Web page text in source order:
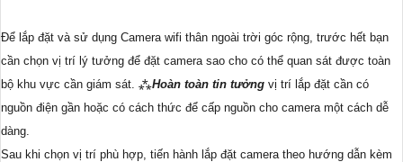
Để lắp đặt và sử dụng Camera wifi thân ngoài trời góc rộng, trước hết bạn
cần chọn vị trí lý tưởng để đặt camera sao cho có thể quan sát được toàn
bộ khu vực cần giám sát. ⁂Hoàn toàn tin tưởng vị trí lắp đặt cần có
nguồn điện gần hoặc có cách thức để cấp nguồn cho camera một cách dễ
dàng.
Sau khi chọn vị trí phù hợp, tiến hành lắp đặt camera theo hướng dẫn kèm